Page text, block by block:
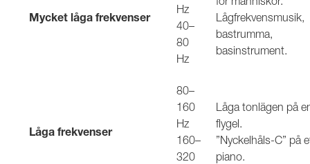
Mycket låga frekvenser
Hz
40–
80
Hz
Lågfrekvensmusik,
bastrumma,
basinstrument.
Låga frekvenser
80–
160
Hz
160–
320
Låga tonlägen på
flygel.
”Nyckelhåls-C” på
piano.